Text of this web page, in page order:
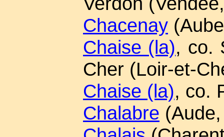
Chacenay
Chaise (la), co.
Cher (Loir-et-
Chaise (la), co.
Chalabre